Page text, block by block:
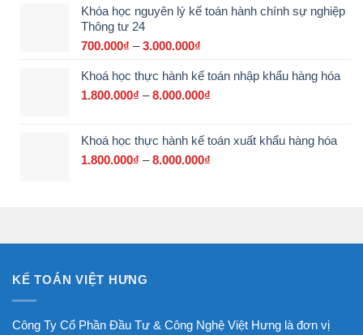
từ
Khóa học nguyên lý kế toán hành chính sự nghiệp
Thông tư 24
700.000₫ – 3.000.000₫
từ
700.000₫
Khoá học thực hành kế toán nhập khẩu hàng hóa
1.800.000₫ – 8.000.000₫
1.800.000₫
Khoá học thực hành kế toán xuất khẩu hàng hóa
1.800.000₫ – 8.000.000₫
KẾ TOÁN VIỆT HƯNG
Công Ty Cổ Phần Đầu Tư & Công Nghệ Việt Hưng là đơn vị